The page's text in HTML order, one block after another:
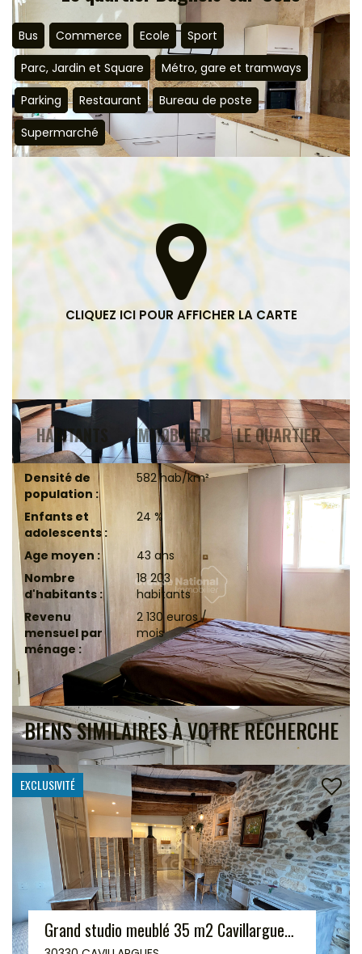
Bus Commerce Ecole
Sport
Parc, Jardin et Square
Métro, gare et tramways
Parking
Restaurant
Bureau de poste
Supermarché
HABITANTS IMMOBILIER LE QUARTIER
Densité de
population :
582 hab/km²
Enfants et
adolescents :
24 %
Age moyen :
43 ans
Nombre
d'habitants :
18 203
habitants
Revenu
mensuel par
ménage :
2 130 euros /
mois
BIENS SIMILAIRES À VOTRE RECHERCHE
EXCLUSIVITÉ
Grand studio meublé 35 m2 Cavillargues - Electricité incluse dans le loyer